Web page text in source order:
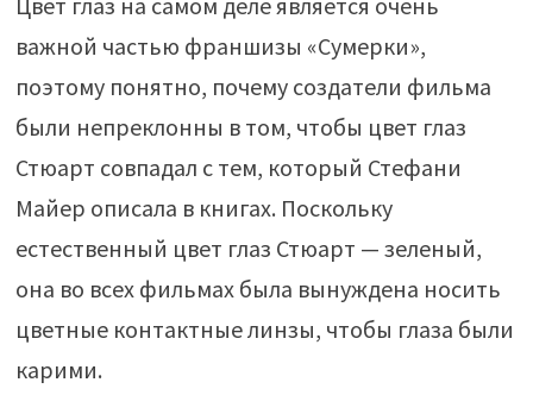
важной частью франшизы «Сумерки»,
поэтому понятно, почему создатели фильма
были непреклонны в том, чтобы цвет глаз
Стюарт совпадал с тем, который Стефани
Майер описала в книгах. Поскольку
естественный цвет глаз Стюарт — зеленый,
она во всех фильмах была вынуждена носить
цветные контактные линзы, чтобы глаза были
карими.